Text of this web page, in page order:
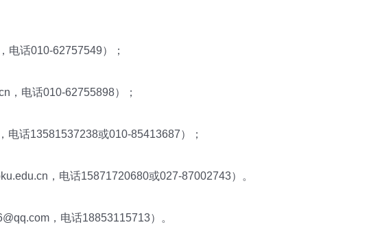
电话010-62757549）；
，电话010-62755898）；
话13581537238或010-85413687）；
，电话15871720680或027-87002743）。
，电话18853115713）。